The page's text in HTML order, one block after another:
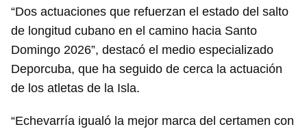
“Dos actuaciones que refuerzan el estado del salto
de longitud cubano en el camino hacia Santo
Domingo 2026”, destacó el medio especializado
Deporcuba, que ha seguido de cerca la actuación
de los atletas de la Isla.
“Echevarría igualó la mejor marca del certamen con